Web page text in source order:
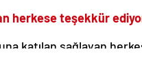
herkese teşekkür
katılan sağlayan